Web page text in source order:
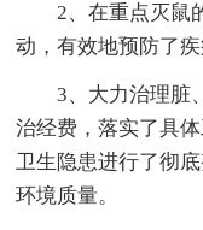
2、在重点灭鼠
动，有效地预防了疾
3、大力治理脏
治经费，落实了具
卫生隐患进行了彻
环境质量。